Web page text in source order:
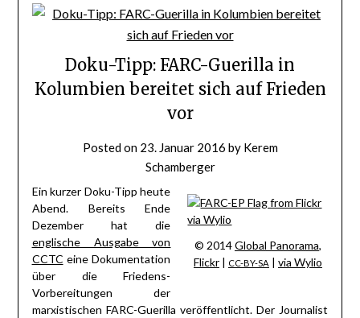
Doku-Tipp: FARC-Guerilla in
Kolumbien bereitet sich auf Frieden
vor
Posted on 23. Januar 2016 by Kerem
Schamberger
© 2014Global Panorama,
Flickr| CC-BY-SA | via Wylio
Ein kurzer Doku-Tipp heute
Abend. Bereits Ende
Dezember hat die
englische Ausgabe von
CCTC eine Dokumentation
über die Friedens-
Vorbereitungen der
marxistischen FARC-Guerilla veröffentlicht. Der Journalist